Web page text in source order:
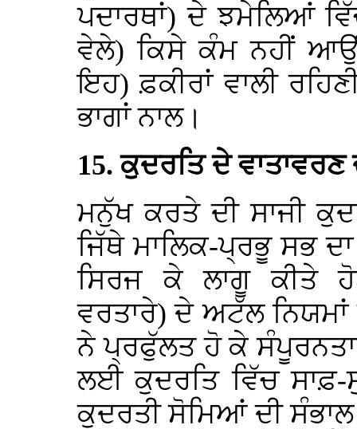
ਪਦਾਰਥਾਂ) ਦੇ ਝਮੇਲਿਆਂ
ਵੇਲੇ) ਕਿਸੇ ਕੰਮ ਨਹੀਂ
ਇਹ) ਫ਼ਕੀਰਾਂ ਵਾਲੀ
ਭਾਗਾਂ ਨਾਲ।
15. ਕੁਦਰਤਿ ਦੇ ਵਾਤਾਵਰਣ
ਮਨੁੱਖ ਕਰਤੇ ਦੀ ਸਾਜੀ
ਜਿੱਥੇ ਮਾਲਿਕ-ਪ੍ਰਭੂ ਸਭ
ਸਿਰਜ ਕੇ ਲਾਗੂ ਕੀਤੇ
ਵਰਤਾਰੇ) ਦੇ ਅਟੱਲ
ਨੇ ਪ੍ਰਫੁੱਲਤ ਹੋ ਕੇ
ਲਈ ਕੁਦਰਤਿ ਵਿੱਚ
ਕੁਦਰਤੀ ਸੋਮਿਆਂ ਦੀ